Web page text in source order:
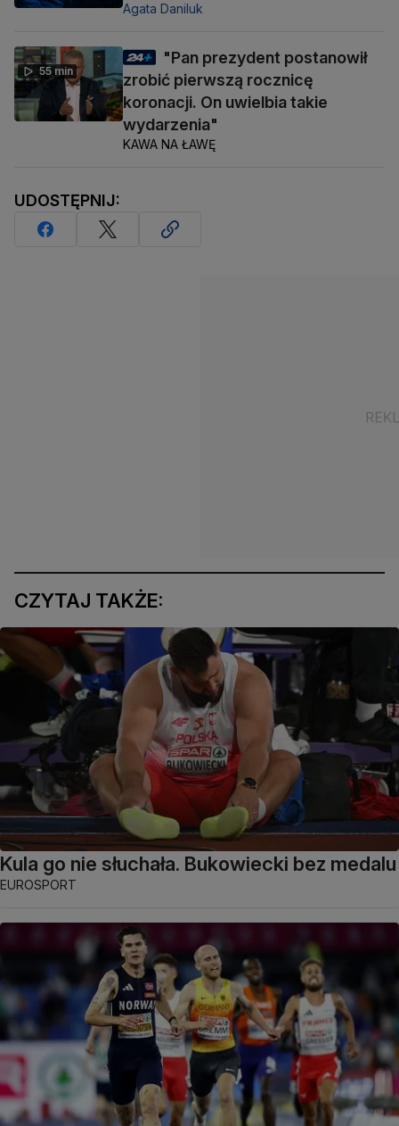
Agata Daniluk
55 min
"Pan prezydent postanowił
zrobić pierwszą rocznicę
koronacji. On uwielbia takie
wydarzenia"
KAWA NA ŁAWĘ
UDOSTĘPNIJ:
CZYTAJ TAKŻE:
Kula go nie słuchała. Bukowiecki bez medalu
EUROSPORT